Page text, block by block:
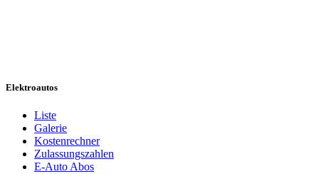
Elektroautos
Liste
Galerie
Kostenrechner
Zulassungszahlen
E-Auto Abos